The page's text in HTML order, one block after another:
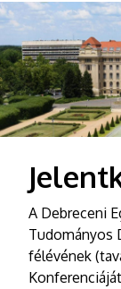
DIAVETÍTÉS
A Debreceni
Tudományos
félévének